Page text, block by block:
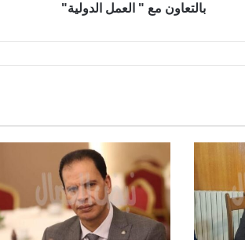
بالتعاون مع " العمل الدولية"